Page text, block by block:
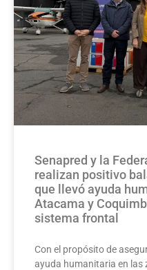
Senapred y la
realizan positivo
que llevó ayuda
Atacama y
sistema frontal
Con el propósito de
ayuda humanitaria en las